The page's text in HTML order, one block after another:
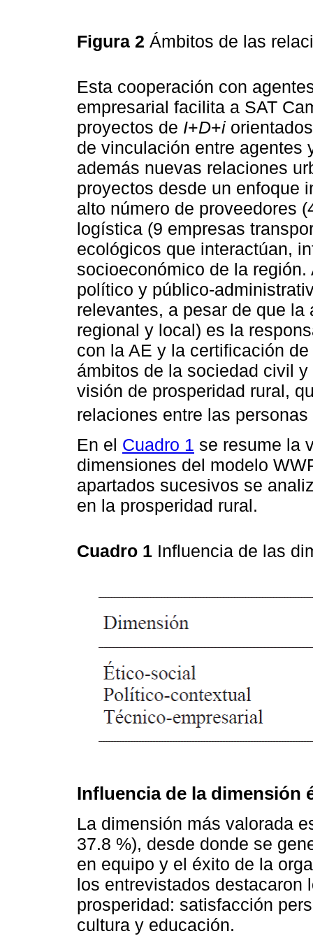
Figura 2 Ámbitos de las
Esta cooperación con
empresarial facilita a SAT
proyectos de I+D+i
de vinculación entre agentes
además nuevas relaciones
proyectos desde un enfoque
alto número de proveedores
logística (9 empresas
ecológicos que interactúan,
socioeconómico de la
político y público-
relevantes, a pesar de que
regional y local) es la
con la AE y la certificación
ámbitos de la sociedad civil
visión de prosperidad rural,
relaciones entre las personas
En el Cuadro 1 se resume la
dimensiones del modelo
apartados sucesivos se
en la prosperidad rural.
Cuadro 1 Influencia de las
Influencia de la dimensión
La dimensión más valorada
37.8 %), desde donde se
en equipo y el éxito de la
los entrevistados destacaron
prosperidad: satisfacción
cultura y educación.